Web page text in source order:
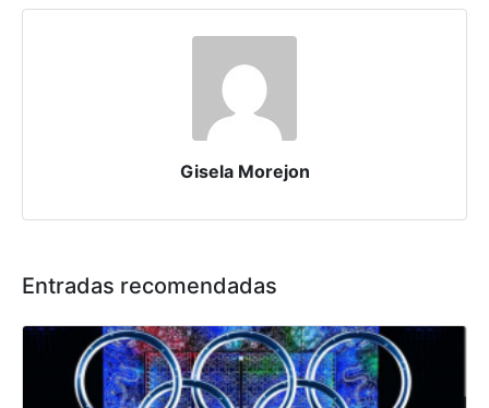
Gisela Morejon
Entradas recomendadas